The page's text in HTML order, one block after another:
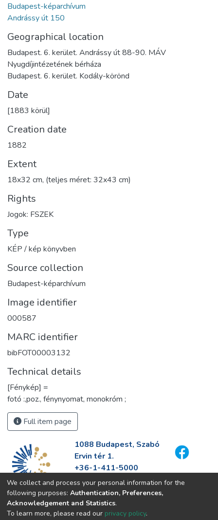
Budapest-képarchívum
Andrássy út 150
Geographical location
Budapest. 6. kerület. Andrássy út 88-90. MÁV
Nyugdíjintézetének bérháza
Budapest. 6. kerület. Kodály-körönd
Date
[1883 körül]
Creation date
1882
Extent
18x32 cm, (teljes méret: 32x43 cm)
Rights
Jogok: FSZEK
Type
KÉP / kép könyvben
Source collection
Budapest-képarchívum
Image identifier
000587
MARC identifier
bibFOT00003132
Technical details
[Fénykép] =
fotó :,poz., fénynyomat, monokróm ;
Full item page
1088 Budapest, Szabó
Ervin tér 1.
+36-1-411-5000
info@fszek.hu
https://fszek.hu
We collect and process your personal information for the
following purposes: Authentication, Preferences,
Acknowledgement and Statistics.
To learn more, please read our privacy policy.